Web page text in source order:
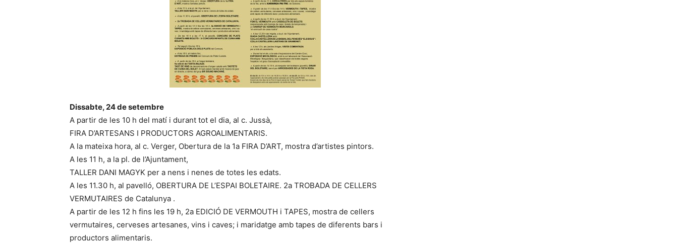
Dissabte, 24 de setembre
A partir de les 10 h del matí i durant tot el dia, al c. Jussà,
FIRA D’ARTESANS I PRODUCTORS AGROALIMENTARIS.
A la mateixa hora, al c. Verger, Obertura de la 1a FIRA D’ART, mostra d’artistes pintors.
A les 11 h, a la pl. de l’Ajuntament,
TALLER DANI MAGYK per a nens i nenes de totes les edats.
A les 11.30 h, al pavelló, OBERTURA DE L’ESPAI BOLETAIRE. 2a TROBADA DE CELLERS
VERMUTAIRES de Catalunya .
A partir de les 12 h fins les 19 h, 2a EDICIÓ DE VERMOUTH i TAPES, mostra de cellers
vermutaires, cerveses artesanes, vins i caves; i maridatge amb tapes de diferents bars i
productors alimentaris.